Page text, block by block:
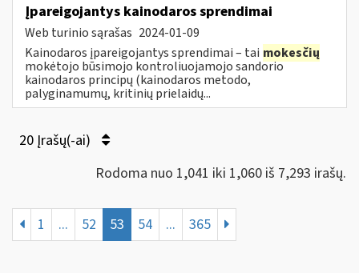
Įpareigojantys kainodaros sprendimai
Web turinio sąrašas 2024-01-09
Kainodaros įpareigojantys sprendimai – tai mokesčių
mokėtojo būsimojo kontroliuojamojo sandorio
kainodaros principų (kainodaros metodo,
palyginamumų, kritinių prielaidų...
20 Įrašų(-ai)
Rodoma nuo 1,041 iki 1,060 iš 7,293 irašų.
1 ... 52 53 54 ... 365